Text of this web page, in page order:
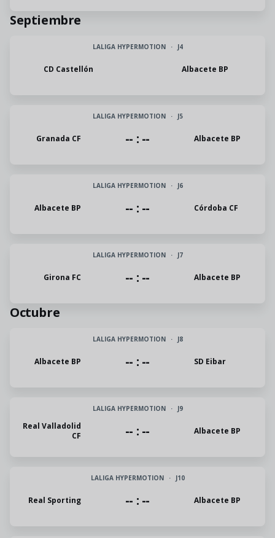
Septiembre
LALIGA HYPERMOTION · J4
CD Castellón Albacete BP
LALIGA HYPERMOTION · J5
Granada CF -- : -- Albacete BP
LALIGA HYPERMOTION · J6
Albacete BP -- : -- Córdoba CF
LALIGA HYPERMOTION · J7
Girona FC -- : -- Albacete BP
Octubre
LALIGA HYPERMOTION · J8
Albacete BP -- : -- SD Eibar
LALIGA HYPERMOTION · J9
Real Valladolid
CF
-- : -- Albacete BP
LALIGA HYPERMOTION · J10
Real Sporting -- : -- Albacete BP